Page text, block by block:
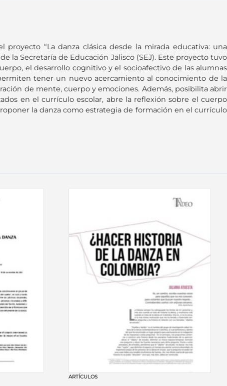
“La danza clásica desde la mirada educativa: una
la Secretaría de Educación Jalisco (SEJ). Este proyecto tuvo
el desarrollo cognitivo y el socioafectivo de las alumnas
tener un nuevo acercamiento al conocimiento de la
de mente, cuerpo y emociones. Además, posibilita abrir
en el currículo escolar, abre la reflexión sobre el cuerpo
la danza como estrategia de formación en el currículo
ARTÍCULOS